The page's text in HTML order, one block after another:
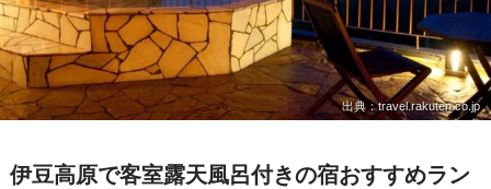
出典：travel.rakuten.co.jp
伊豆高原で客室露天風呂付きの宿おすすめラン